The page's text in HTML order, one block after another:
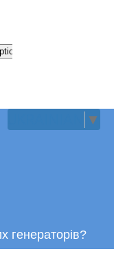
▼
генераторів?